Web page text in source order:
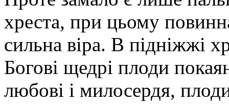
хреста, при цьому
сильна віра. В підніжжі
Богові щедрі плоди
любові і милосердя,